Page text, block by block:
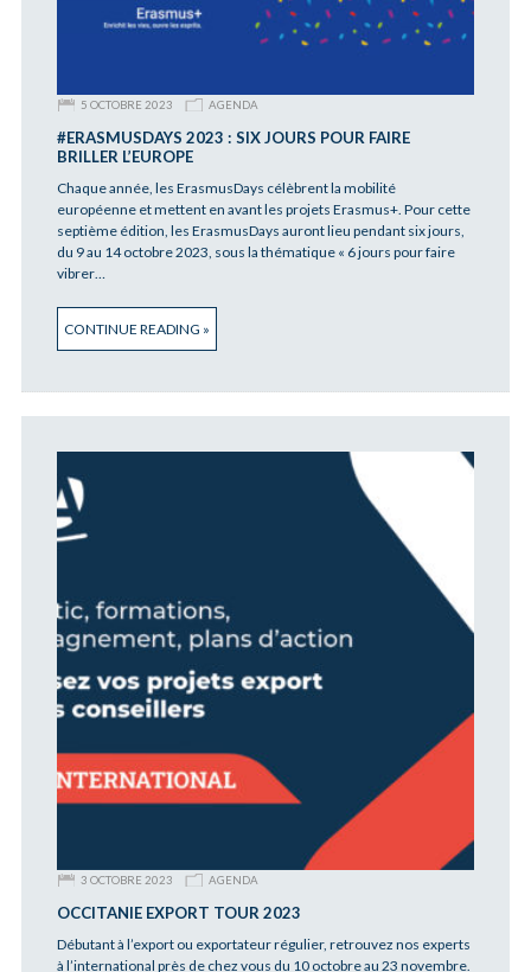
5 OCTOBRE 2023 AGENDA
#ERASMUSDAYS 2023 : SIX JOURS POUR FAIRE
BRILLER L’EUROPE
Chaque année, les ErasmusDays célèbrent la mobilité
européenne et mettent en avant les projets Erasmus+. Pour cette
septième édition, les ErasmusDays auront lieu pendant six jours,
du 9 au 14 octobre 2023, sous la thématique « 6 jours pour faire
vibrer…
CONTINUE READING »
3 OCTOBRE 2023 AGENDA
OCCITANIE EXPORT TOUR 2023
Débutant à l’export ou exportateur régulier, retrouvez nos experts
à l’international près de chez vous du 10 octobre au 23 novembre.